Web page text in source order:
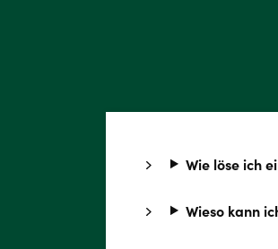
Wie löse ich
Wieso kann